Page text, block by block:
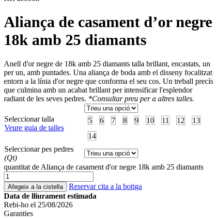
Aliança de casament d’or negre
18k amb 25 diamants
Anell d'or negre de 18k amb 25 diamants talla brillant, encastats, un
per un, amb puntades. Una aliança de boda amb el disseny focalitzat
entorn a la línia d'or negre que conforma el seu cos. Un treball precís
que culmina amb un acabat brillant per intensificar l'esplendor
radiant de les seves pedres. *Consultar preu per a altres talles.
Seleccionar talla
Veure guia de talles
5 6 7 8 9 10 11 12
13
14
Seleccionar pes pedres
(Qt)
quantitat de Aliança de casament d'or negre 18k amb 25 diamants
Afegeix a la cistella
Reservar cita a la botiga
Data de lliurament estimada
Rebi-ho el 25/08/2026
Garanties